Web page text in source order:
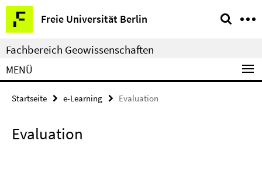
Springe
direkt
zu
Inhalt
Freie Universität Berlin
Service-
Navigation
Fachbereich Geowissenschaften
MENÜ
Startseite e-Learning Evaluation
Evaluation